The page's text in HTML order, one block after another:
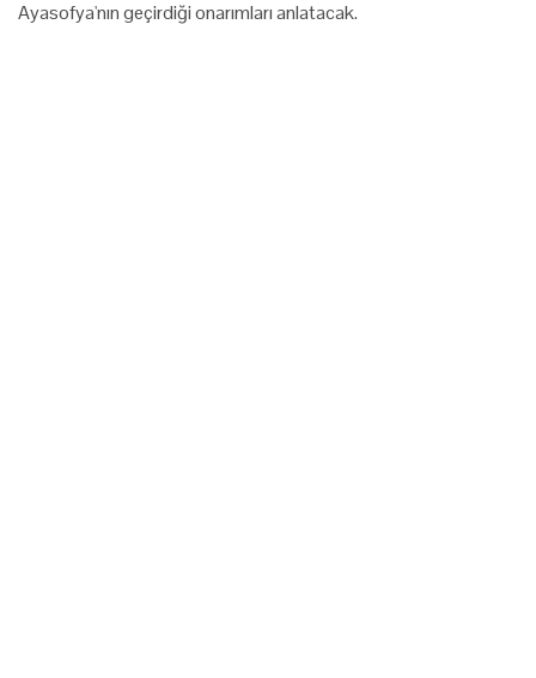
Ayasofya'nın geçirdiği onarımları anlatacak.